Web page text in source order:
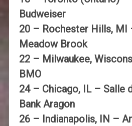
Budweiser
20 – Rochester Hills, MI
Meadow Brook
22 – Milwaukee,
BMO
24 – Chicago, IL – Salle
Bank Aragon
26 – Indianapolis, IN –